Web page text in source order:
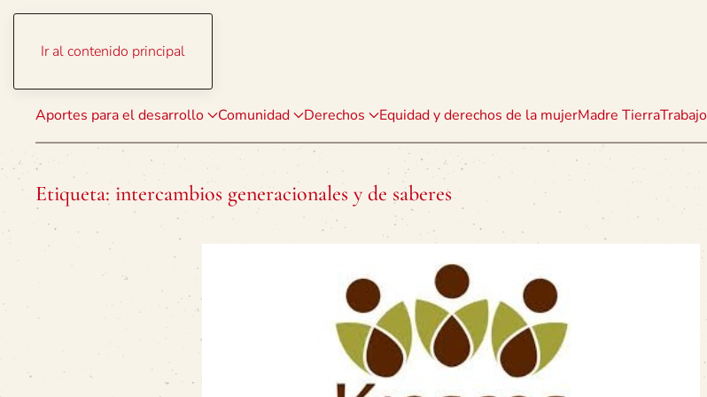
Ir al contenido principal
Aportes para el desarrollo Comunidad Derechos Equidad y derechos de la mujerMadre TierraTrabajo
Etiqueta: intercambios generacionales y de saberes